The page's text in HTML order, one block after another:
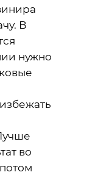
В
нужно
во